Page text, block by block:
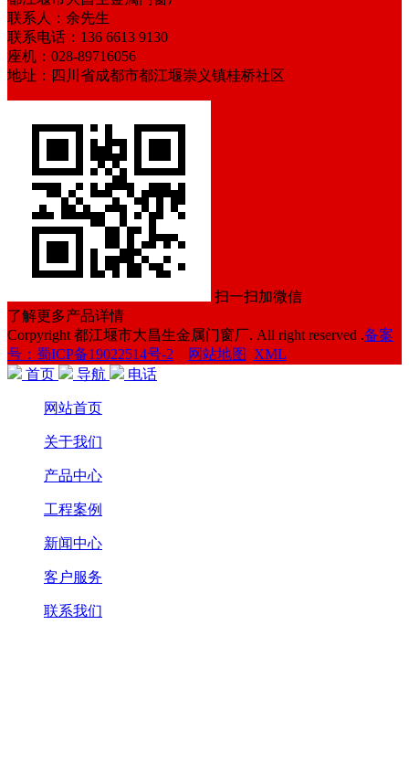
联系人：余先生
联系电话：136 6613 9130
座机：028-89716056
地址：四川省成都市都江堰崇义镇桂桥社区
扫一扫加微信
了解更多产品详情
Corpyright 都江堰市大昌生金属门窗厂. All right reserved .备案
号：蜀ICP备19022514号-2
网站地图
XML
首页
导航 电话
网站首页
关于我们
产品中心
工程案例
新闻中心
客户服务
联系我们